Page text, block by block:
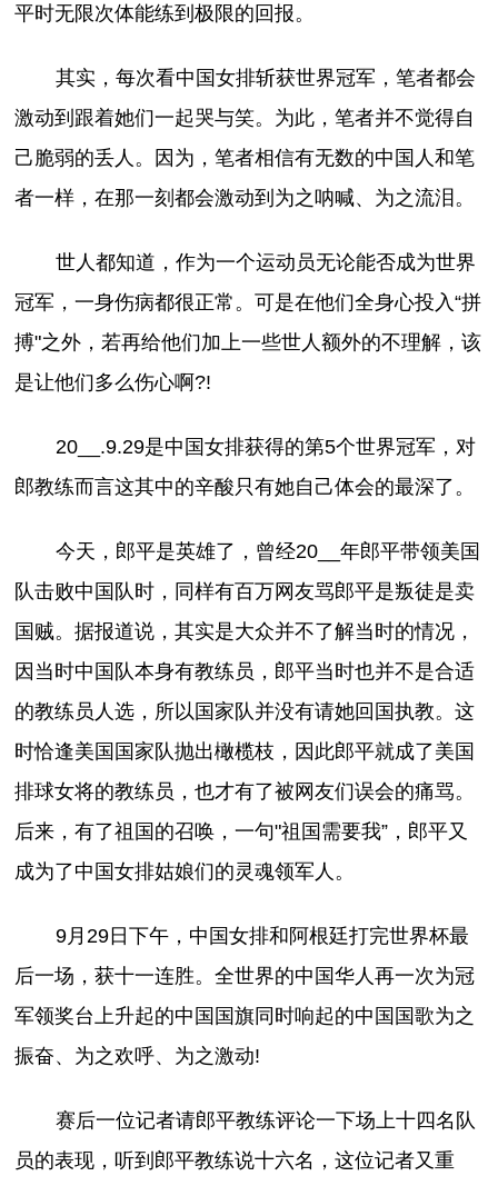
平时无限次体能练到极限的回报。
其实，每次看中国女排斩获世界冠军，笔者都会
激动到跟着她们一起哭与笑。为此，笔者并不觉得自
己脆弱的丢人。因为，笔者相信有无数的中国人和笔
者一样，在那一刻都会激动到为之呐喊、为之流泪。
世人都知道，作为一个运动员无论能否成为世界
冠军，一身伤病都很正常。可是在他们全身心投入“拼
搏"之外，若再给他们加上一些世人额外的不理解，该
是让他们多么伤心啊?!
20__.9.29是中国女排获得的第5个世界冠军，对
郎教练而言这其中的辛酸只有她自己体会的最深了。
今天，郎平是英雄了，曾经20__年郎平带领美国
队击败中国队时，同样有百万网友骂郎平是叛徒是卖
国贼。据报道说，其实是大众并不了解当时的情况，
因当时中国队本身有教练员，郎平当时也并不是合适
的教练员人选，所以国家队并没有请她回国执教。这
时恰逢美国国家队抛出橄榄枝，因此郎平就成了美国
排球女将的教练员，也才有了被网友们误会的痛骂。
后来，有了祖国的召唤，一句"祖国需要我”，郎平又
成为了中国女排姑娘们的灵魂领军人。
9月29日下午，中国女排和阿根廷打完世界杯最
后一场，获十一连胜。全世界的中国华人再一次为冠
军领奖台上升起的中国国旗同时响起的中国国歌为之
振奋、为之欢呼、为之激动!
赛后一位记者请郎平教练评论一下场上十四名队
员的表现，听到郎平教练说十六名，这位记者又重